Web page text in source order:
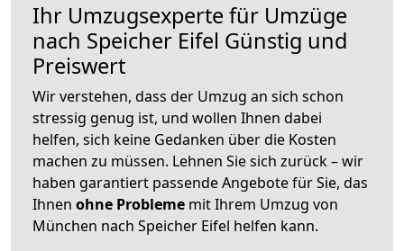
Ihr Umzugsexperte für Umzüge
nach Speicher Eifel Günstig und
Preiswert
Wir verstehen, dass der Umzug an sich schon
stressig genug ist, und wollen Ihnen dabei
helfen, sich keine Gedanken über die Kosten
machen zu müssen. Lehnen Sie sich zurück – wir
haben garantiert passende Angebote für Sie, das
Ihnen ohne Probleme mit Ihrem Umzug von
München nach Speicher Eifel helfen kann.